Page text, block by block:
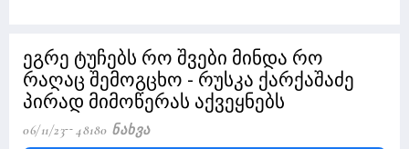
ეგრე ტუჩებს რო შვები მინდა რო
რაღაც შემოგცხო - რუსკა ქარქაშაძე
პირად მიმოწერას აქვეყნებს
06/11/23 48180 Ნახვა